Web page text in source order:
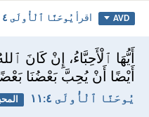
AVD اقرأ يُوحَنَّا ٱلْأُولَى ٤
أَيُّهَا ٱلْأَحِبَّاءُ، إِنْ كَانَ
أَيْضًا أَنْ يُحِبَّ بَعْضُنَا
يُوحَنَّا ٱلْأُولَى ٤:‏١١